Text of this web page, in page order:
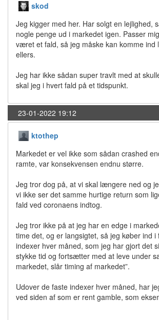
skod
Jeg kigger med her. Har solgt en lejlighed,
nogle penge ud i markedet igen. Passer
været et fald, så jeg måske kan komme ind
ellers.
Jeg har ikke sådan super travlt med at
skal jeg i hvert fald på et tidspunkt.
23-01-2022 19:12
ktothep
Markedet er vel ikke som sådan crashed
ramte, var konsekvensen endnu større.
Jeg tror dog på, at vi skal længere ned og
vi ikke ser det samme hurtige return som
fald ved coronaens indtog.
Jeg tror ikke på at jeg har en edge i
time det, og er langsigtet, så jeg køber ind i
indexer hver måned, som jeg har gjort det
stykke tid og fortsætter med at leve under
markedet, slår timing af markedet”.
Udover de faste indexer hver måned, har
ved siden af som er rent gamble, som